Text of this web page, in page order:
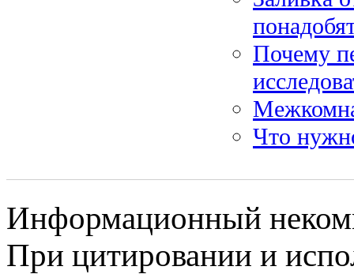
Почему
Что
Информационный
При цитировании и